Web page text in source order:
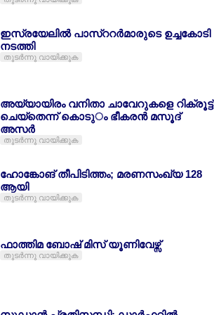
ഇസ്രയേലില്‍ പാസ്ററര്‍മാരുടെ ഉച്ചകോടി
നടത്തി
തുടര്‍ന്നു വായിക്കുക
അയ്യായിരം വനിതാ ചാവേറുകളെ റിക്രൂട്ട്
ചെയ്തെന്ന് കൊടും ഭീകരന്‍ മസൂദ്
അസര്‍
തുടര്‍ന്നു വായിക്കുക
ഹോങ്കോങ് തീപിടിത്തം; മരണസംഖ്യ 128
ആയി
തുടര്‍ന്നു വായിക്കുക
ഫാത്തിമ ബോഷ് മിസ് യൂണിവേഴ്സ്
തുടര്‍ന്നു വായിക്കുക